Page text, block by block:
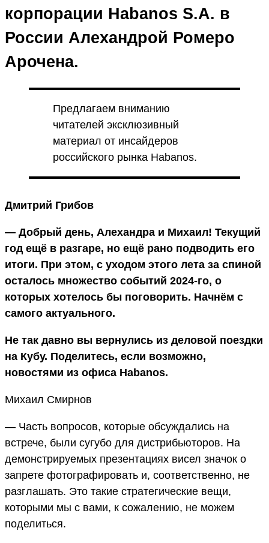
корпорации Habanos S.A. в
России Алехандрой Ромеро
Арочена.
Предлагаем вниманию
читателей эксклюзивный
материал от инсайдеров
российского рынка Habanos.
Дмитрий Грибов
— Добрый день, Алехандра и Михаил! Текущий
год ещё в разгаре, но ещё рано подводить его
итоги. При этом, с уходом этого лета за спиной
осталось множество событий 2024-го, о
которых хотелось бы поговорить. Начнём с
самого актуального.
Не так давно вы вернулись из деловой поездки
на Кубу. Поделитесь, если возможно,
новостями из офиса Habanos.
Михаил Смирнов
— Часть вопросов, которые обсуждались на
встрече, были сугубо для дистрибьюторов. На
демонстрируемых презентациях висел значок о
запрете фотографировать и, соответственно, не
разглашать. Это такие стратегические вещи,
которыми мы с вами, к сожалению, не можем
поделиться.